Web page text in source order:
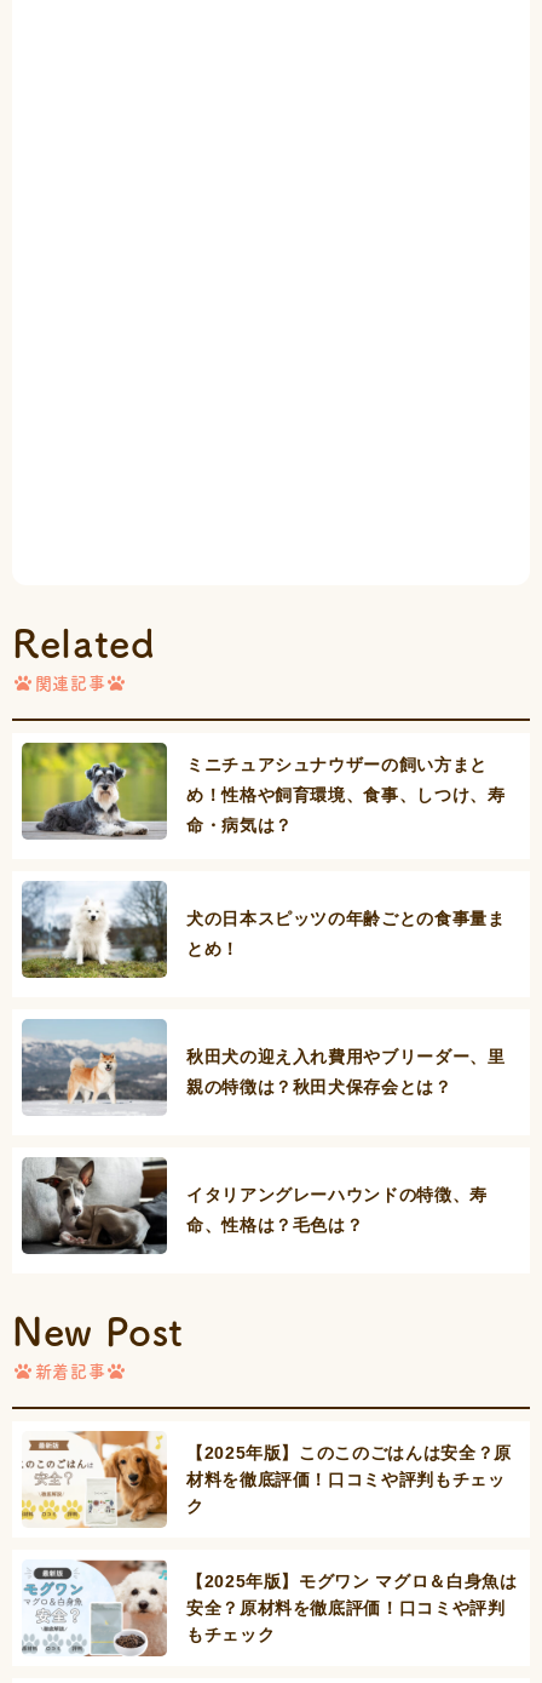
Related
関連記事
ミニチュアシュナウザーの飼い方まと
め！性格や飼育環境、食事、しつけ、寿
命・病気は？
犬の日本スピッツの年齢ごとの食事量ま
とめ！
秋田犬の迎え入れ費用やブリーダー、里
親の特徴は？秋田犬保存会とは？
イタリアングレーハウンドの特徴、寿
命、性格は？毛色は？
New Post
新着記事
【2025年版】このこのごはんは安全？原
材料を徹底評価！口コミや評判もチェッ
ク
【2025年版】モグワン マグロ＆白身魚は
安全？原材料を徹底評価！口コミや評判
もチェック